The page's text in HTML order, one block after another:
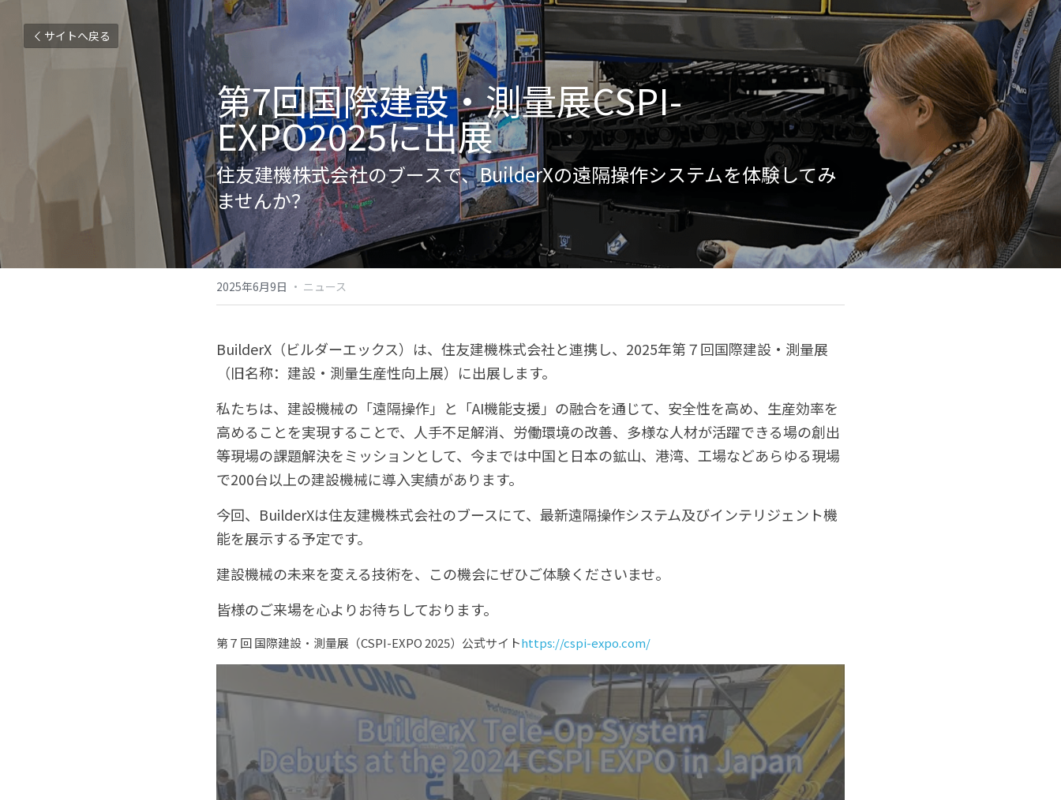
サイトへ戻る
第7回国際建設・測量展CSPI-
EXPO2025に出展
住友建機株式会社のブースで、BuilderXの遠隔操作システムを体験してみ
ませんか？
2025年6月9日 · ニュース
BuilderX（ビルダーエックス）は、住友建機株式会社と連携し、2025年第７回国際建設・測量展
（旧名称：建設・測量生産性向上展）に出展します。
私たちは、建設機械の「遠隔操作」と「AI機能支援」の融合を通じて、安全性を高め、生産効率を
高めることを実現することで、人手不足解消、労働環境の改善、多様な人材が活躍できる場の創出
等現場の課題解決をミッションとして、今までは中国と日本の鉱山、港湾、工場などあらゆる現場
で200台以上の建設機械に導入実績があります。
今回、BuilderXは住友建機株式会社のブースにて、最新遠隔操作システム及びインテリジェント機
能を展示する予定です。
建設機械の未来を変える技術を、この機会にぜひご体験くださいませ。
皆様のご来場を心よりお待ちしております。
第７回 国際建設・測量展（CSPI-EXPO 2025）公式サイトhttps://cspi-expo.com/